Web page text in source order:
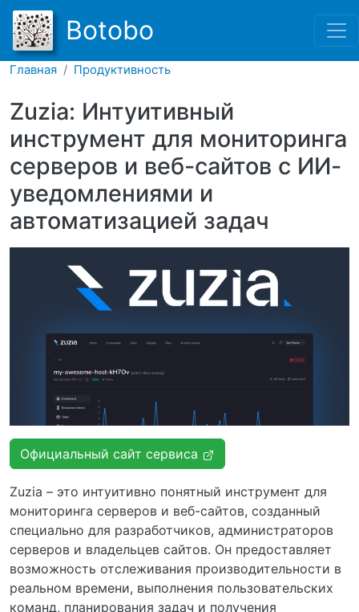
Перейти к основному
Botobo
Главная Продуктивность
Zuzia: Интуитивный
инструмент для мониторинга
серверов и веб-сайтов с ИИ-
уведомлениями и
автоматизацией задач
Официальный сайт сервиса
Zuzia – это интуитивно понятный инструмент для
мониторинга серверов и веб-сайтов, созданный
специально для разработчиков, администраторов
серверов и владельцев сайтов. Он предоставляет
возможность отслеживания производительности в
реальном времени, выполнения пользовательских
команд, планирования задач и получения